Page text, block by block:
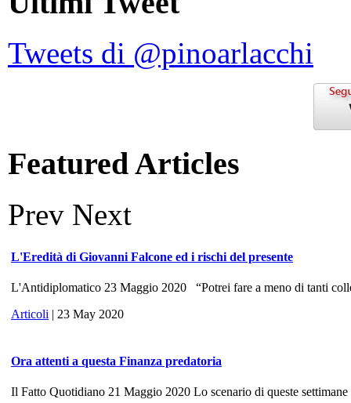
Tweets di @pinoarlacchi
Featured Articles
Prev Next
L'Eredità di Giovanni Falcone ed i rischi del presente
L'Antidiplomatico 23 Maggio 2020 “Potrei fare a meno di tanti
Articoli | 23 May 2020
Ora attenti a questa Finanza predatoria
Il Fatto Quotidiano 21 Maggio 2020 Lo scenario di queste